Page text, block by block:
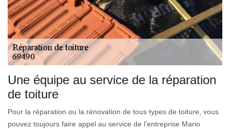
Une équipe au service de la réparation
de toiture
Pour la réparation ou la rénovation de tous types de toiture, vous
pouvez toujours faire appel au service de l’entreprise Mario